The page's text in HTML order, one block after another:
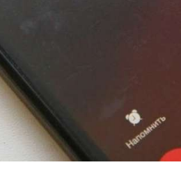
нарастили экспорт:
на 3,6 млн долларов